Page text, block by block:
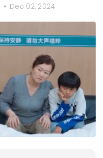
Dec 02, 2024